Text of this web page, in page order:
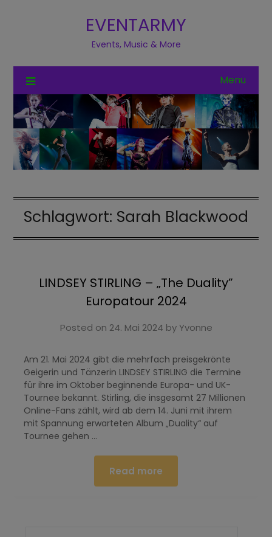
EVENTARMY
Events, Music & More
Menu
Schlagwort: Sarah Blackwood
LINDSEY STIRLING – „The Duality”
Europatour 2024
Posted on 24. Mai 2024 byYvonne
Am 21. Mai 2024 gibt die mehrfach preisgekrönte
Geigerin und Tänzerin LINDSEY STIRLING die Termine
für ihre im Oktober beginnende Europa- und UK-
Tournee bekannt. Stirling, die insgesamt 27 Millionen
Online-Fans zählt, wird ab dem 14. Juni mit ihrem
mit Spannung erwarteten Album „Duality“ auf
Tournee gehen …
Read more